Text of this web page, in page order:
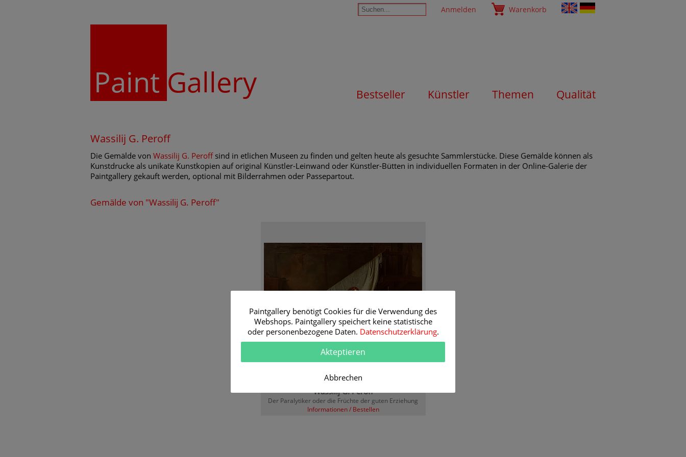
Anmelden Warenkorb
Paint Gallery Bestseller Künstler Themen Qualität
Wassilij G. Peroff
Die Gemälde von Wassilij G. Peroffsind in etlichen Museen zu finden und gelten heute als gesuchte Sammlerstücke. Diese Gemälde können als
Kunstdrucke als unikate Kunstkopien auf original Künstler-Leinwand oder Künstler-Bütten in individuellen Formaten in der Online-Galerie der
Paintgallery gekauft werden, optional mit Bilderrahmen oder Passepartout.
Gemälde von "Wassilij G. Peroff"
Wassilij G. Peroff
Der Paralytiker oder die Früchte der guten Erziehung
Informationen / Bestellen
Paintgallery benötigt Cookies für die Verwendung des
Webshops. Paintgallery speichert keine statistische
oder personenbezogene Daten. Datenschutzerklärung.
Akteptieren
Abbrechen